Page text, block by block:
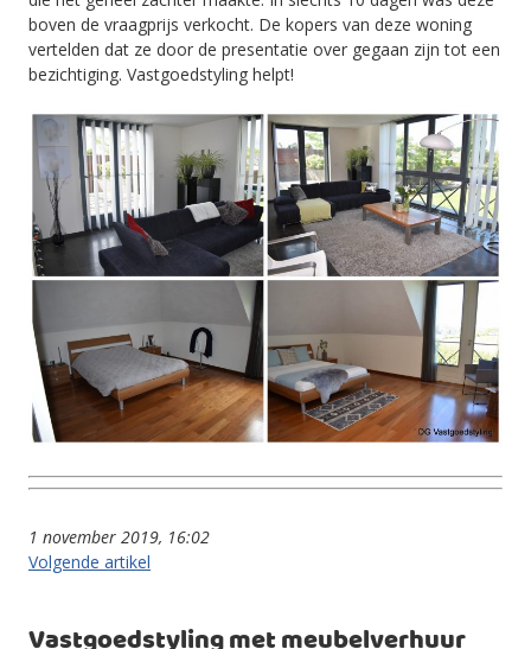
boven de vraagprijs verkocht. De kopers van deze woning
vertelden dat ze door de presentatie over gegaan zijn tot een
bezichtiging. Vastgoedstyling helpt!
1 november 2019, 16:02
Volgende artikel